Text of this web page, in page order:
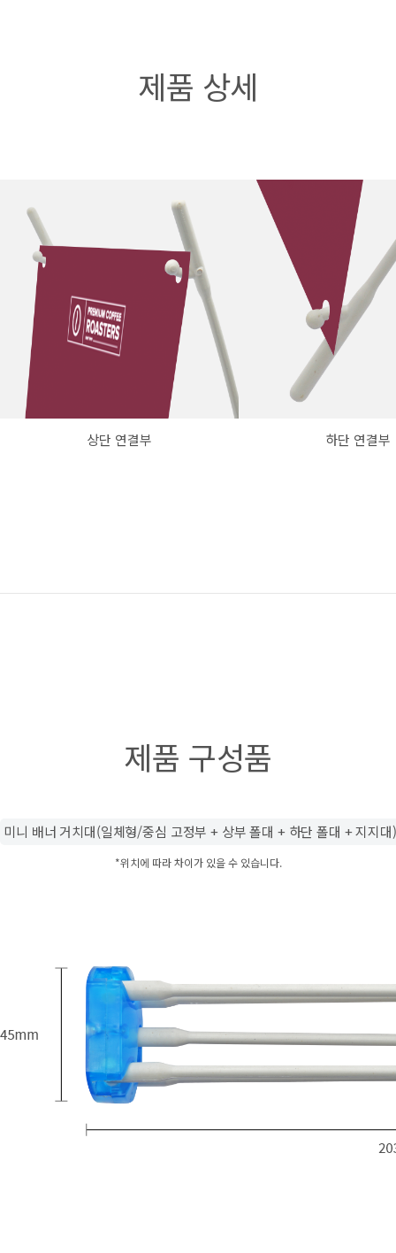
제품 상세
상단 연결부 하단 연결부
제품 구성품
미니 배너 거치대(일체형/중심 고정부 + 상부 폴대 + 하단 폴대 + 지지대)
*위치에 따라 차이가 있을 수 있습니다.